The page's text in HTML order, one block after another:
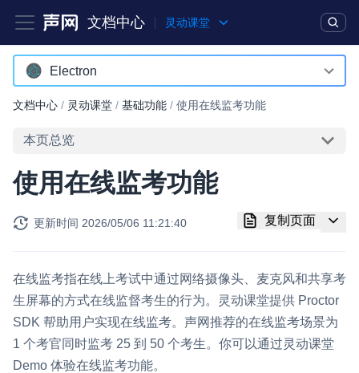
文档中心 灵动课堂
产品 解决方案
突破传统文字交互模式，与 AI 进行高拟真、自然流畅的实时语
扩展性和更优秀的互动效果
实时消息
一整套低延时、高并发、可扩展、高可靠的实时消息及状态同步
解决方案
Electron
Android
iOS
Electron
RESTful
文档中心 / 灵动课堂 / 基础功能 / 使用在线监考功能
本页总览
使用在线监考功能
更新时间 2026/05/06 11:21:40 复制页面
在线监考指在线上考试中通过网络摄像头、麦克风和共享考
生屏幕的方式在线监督考生的行为。灵动课堂提供 Proctor
SDK 帮助用户实现在线监考。声网推荐的在线监考场景为
1 个考官同时监考 25 到 50 个考生。你可以通过灵动课堂
Demo 体验在线监考功能。